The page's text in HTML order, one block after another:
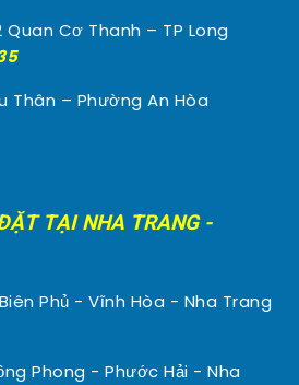
Cơ Thanh – TP Long
Thân – Phường An Hòa
TẠI NHA TRANG -
Phủ - Vĩnh Hòa - Nha Trang
Phong - Phước Hải - Nha